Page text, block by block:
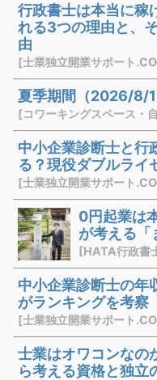
行政書士は本当に稼
れる3つの理由と、
由
[士業独立開業サポート
夏季期間（2026/8/
[コワーキングスペース
中小企業診断士と行
る？現役ダブルライ
[士業独立開業サポート
0円起業は
が考える「
中小企業診断士の年
がランキングを考察
[士業独立開業サポート
士業はオワコンなの
ら考える資格と独立